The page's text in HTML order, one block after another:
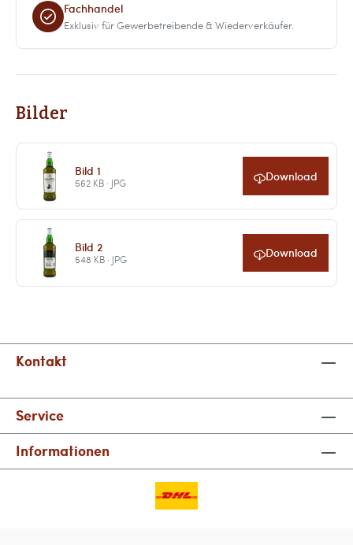
Fachhandel
Exklusiv für Gewerbetreibende & Wiederverkäufer.
Bilder
Bild 1
562 KB · JPG Download
Bild 2
548 KB · JPG Download
Kontakt
Service
Informationen